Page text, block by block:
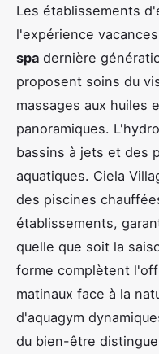
Les établissements
l'expérience
spa dernière
proposent soins du
massages aux huiles
panoramiques.
bassins à jets et des
aquatiques. Ciela
des piscines
établissements,
quelle que soit la
forme complètent
matinaux face à la
d'aquagym
du bien-être